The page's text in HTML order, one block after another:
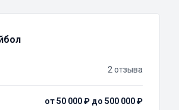
2 отзыва
от 50 000 ₽ до 500 000 ₽